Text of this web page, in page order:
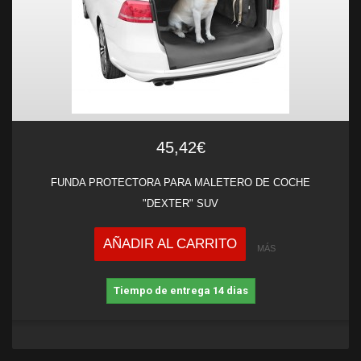
45,42€
FUNDA PROTECTORA PARA MALETERO DE COCHE
"DEXTER" SUV
AÑADIR AL CARRITO MÁS
Tiempo de entrega 14 dias